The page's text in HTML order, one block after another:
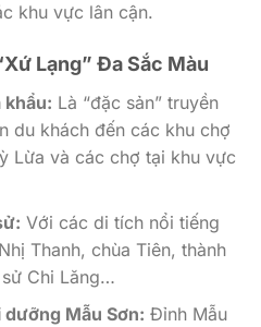
khu vực lân cận.
Lạng” Đa Sắc Màu
khẩu: Là “đặc sản” truyền
du khách đến các khu chợ
Lừa và các chợ tại khu vực
Với các di tích nổi tiếng
Thanh, chùa Tiên, thành
Chi Lăng…
dưỡng Mẫu Sơn: Đỉnh Mẫu